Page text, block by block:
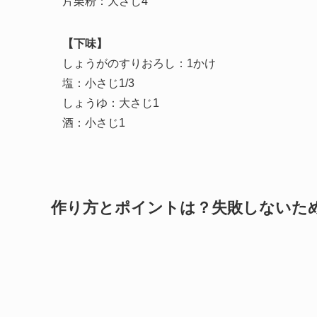
【下味】
しょうがのすりおろし：1かけ
塩：小さじ1/3
しょうゆ：大さじ1
酒：小さじ1
作り方とポイントは？失敗しないた